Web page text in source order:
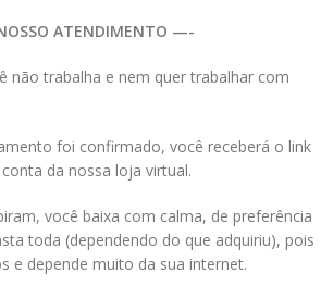
ATENDIMENTO —-
não trabalha e nem quer trabalhar com
foi confirmado, você receberá o link
da nossa loja virtual.
você baixa com calma, de preferência
toda (dependendo do que adquiriu), pois
e depende muito da sua internet.